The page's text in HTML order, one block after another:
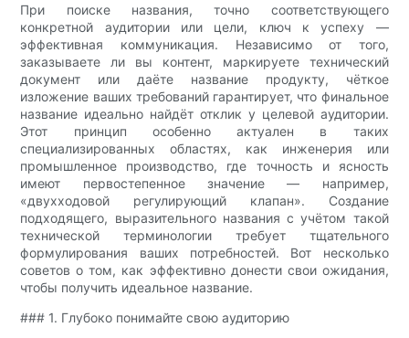
При поиске названия, точно соответствующего
конкретной аудитории или цели, ключ к успеху —
эффективная коммуникация. Независимо от того,
заказываете ли вы контент, маркируете технический
документ или даёте название продукту, чёткое
изложение ваших требований гарантирует, что финальное
название идеально найдёт отклик у целевой аудитории.
Этот принцип особенно актуален в таких
специализированных областях, как инженерия или
промышленное производство, где точность и ясность
имеют первостепенное значение — например,
«двухходовой регулирующий клапан». Создание
подходящего, выразительного названия с учётом такой
технической терминологии требует тщательного
формулирования ваших потребностей. Вот несколько
советов о том, как эффективно донести свои ожидания,
чтобы получить идеальное название.
### 1. Глубоко понимайте свою аудиторию